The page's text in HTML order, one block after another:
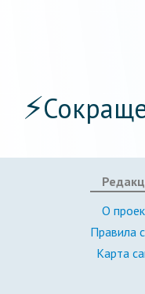
⚡
О
Правила
Карта